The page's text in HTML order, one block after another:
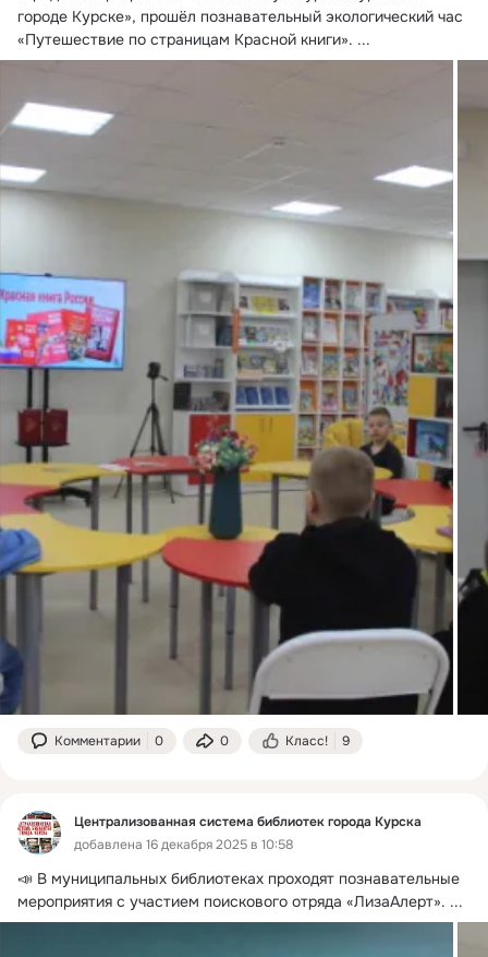
городе Курске», прошёл познавательный экологический час
«Путешествие по страницам Красной книги». ...
Комментарии 0 0 Класс! 9
Централизованная система библиотек города Курска
добавлена 16 декабря 2025 в 10:58
📣 В муниципальных библиотеках проходят познавательные
мероприятия с участием поискового отряда «ЛизаАлерт». ...